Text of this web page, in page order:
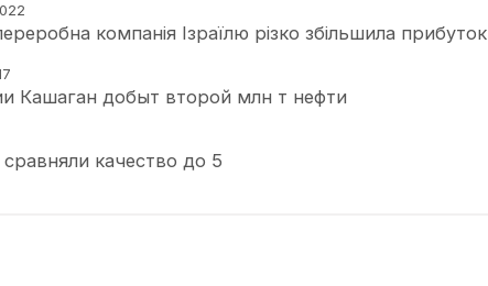
компанія Ізраїлю різко збільшила прибуток
Кашаган добыт второй млн т нефти
качество до 5